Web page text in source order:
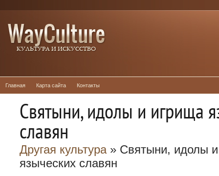
Главная Карта сайта Контакты
Святыни, идолы и игрища
славян
Другая культура» Святыни, идолы
языческих славян